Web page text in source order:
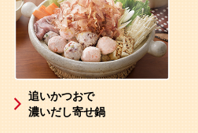
追いかつおで
濃いだし寄せ鍋